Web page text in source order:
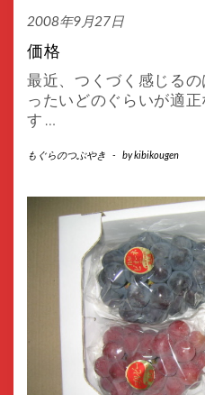
2008年9月27日
価格
最近、つくづく感じる
ったいどのぐらいが適
す …
もぐらのつぶやき - bykibikougen